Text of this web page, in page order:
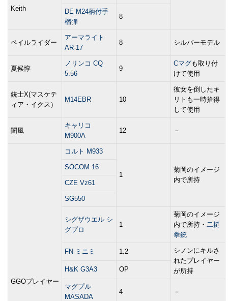
Keith
DE M24柄付手
榴弾
8
ペイルライダー
アーマライト
AR-17
8 シルバーモデル
夏候惇
ノリンコ CQ
5.56
9
Cマグも取り付
けて使用
銃士X(マスケテ
ィア・イクス）
M14EBR 10
彼女を倒したキ
リトも一時拾得
して使用
闇風
キャリコ
M900A
12 －
GGOプレイヤー
コルト M933
1
菊岡のイメージ
内で所持
SOCOM 16
CZE Vz61
SG550
シグザウエル シ
グプロ
1
菊岡のイメージ
内で所持・ 二挺
拳銃
FN ミニミ 1.2
シノンにキルさ
れたプレイヤー
が所持
H&K G3A3 OP
マグプル
MASADA
4 －